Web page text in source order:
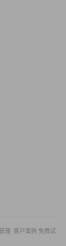
理 客户案例 免费试